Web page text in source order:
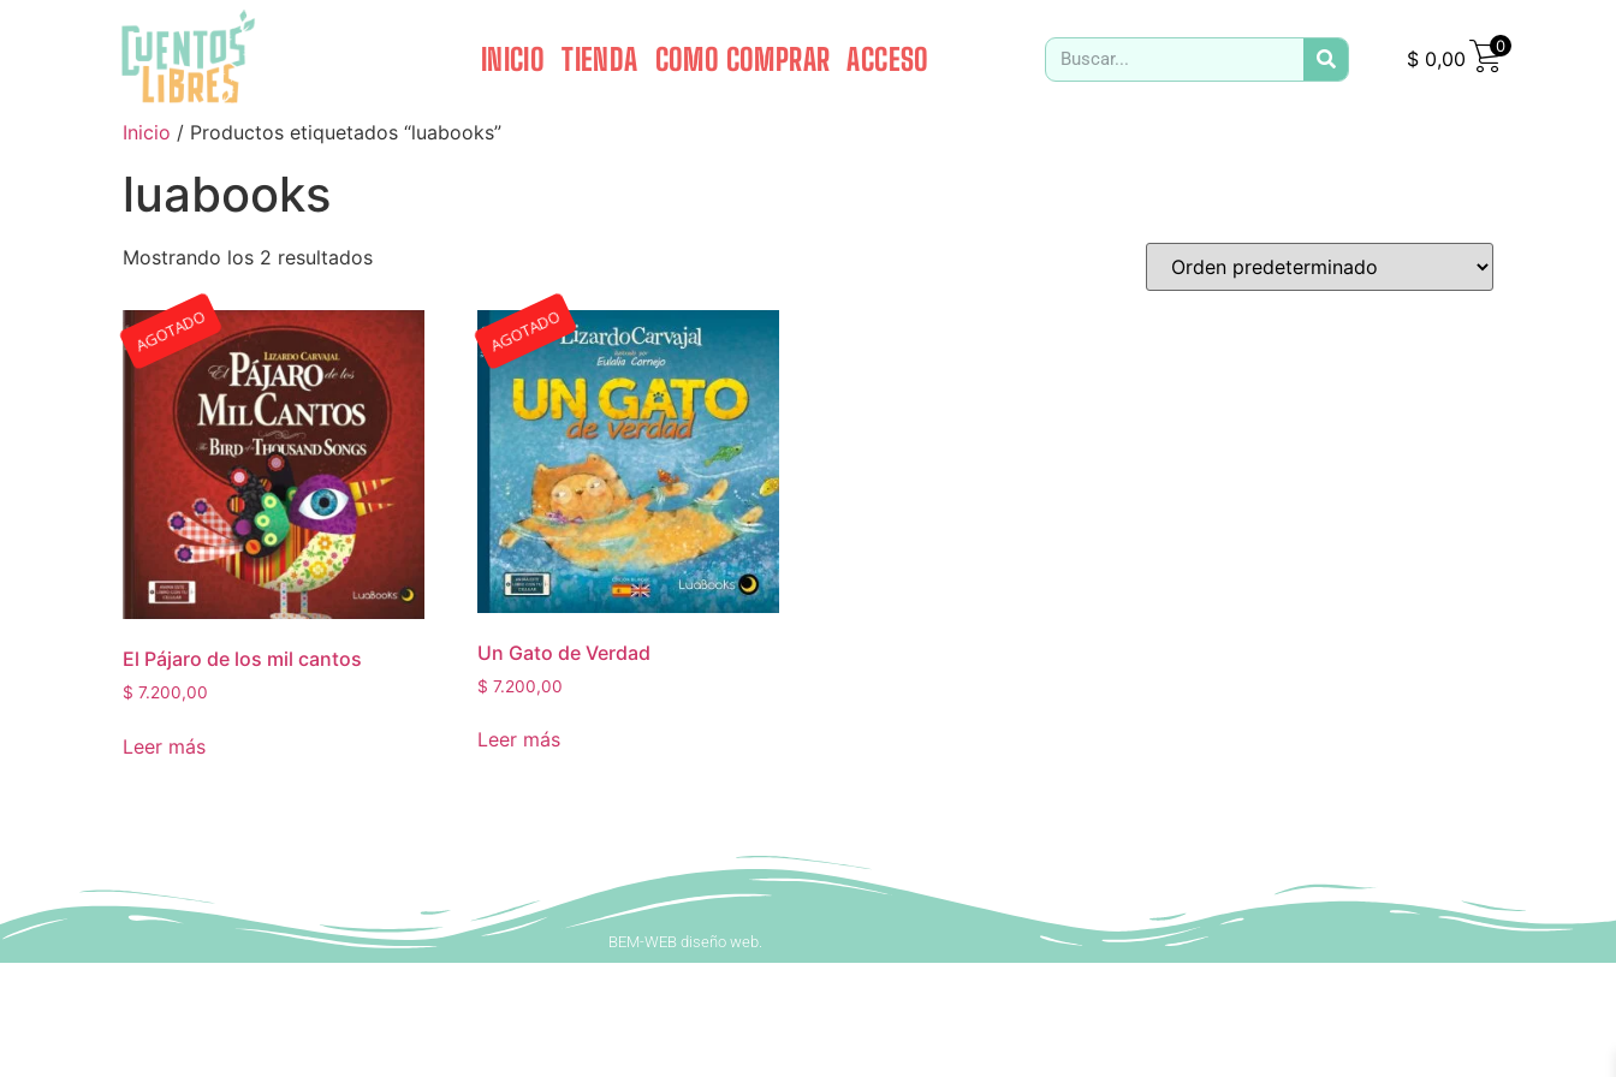
INICIO TIENDA COMO COMPRAR ACCESO $0,00
0
Inicio / Productos etiquetados “luabooks”
luabooks
Mostrando los 2 resultados
AGOTADO
El Pájaro de los mil cantos
$ 7.200,00
Leer más
AGOTADO
Un Gato de Verdad
$ 7.200,00
Leer más
BEM-WEB diseño web.